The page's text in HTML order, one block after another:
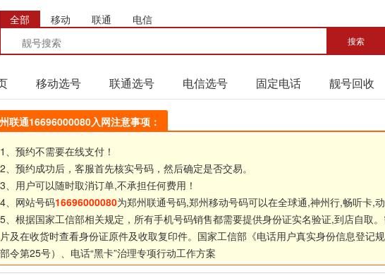
全部 移动 联通 电信
移动选号 联通选号 电信选号 固定电话 靓号回收
联通16696000080入网注意事项：
1、预约不需要在线支付！
2、预约成功后，客服首先核实号码，然后确定是否交易。
3、用户可以随时取消订单,不承担任何费用！
4、网站号码16696000080为郑州联通号码,郑州移动号码可以在全球通,神州行,畅听卡,
5、根据国家工信部相关规定，所有手机号码销售都需要提供身份证实名验证,到店自取
片及在收货时查看身份证原件及收取复印件。国家工信部《电话用户真实身份信息登记
部令第25号）、 电话“黑卡”治理专项行动工作方案